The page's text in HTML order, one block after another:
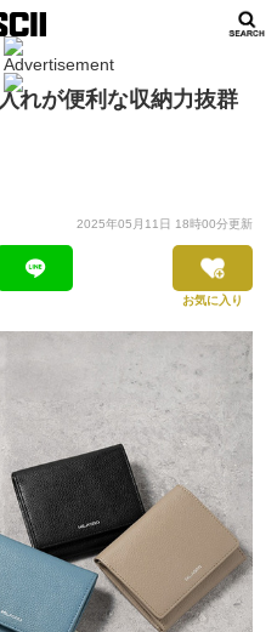
れが便利な収納力抜群
2025年05月11日 18時00分更新
お気に入り